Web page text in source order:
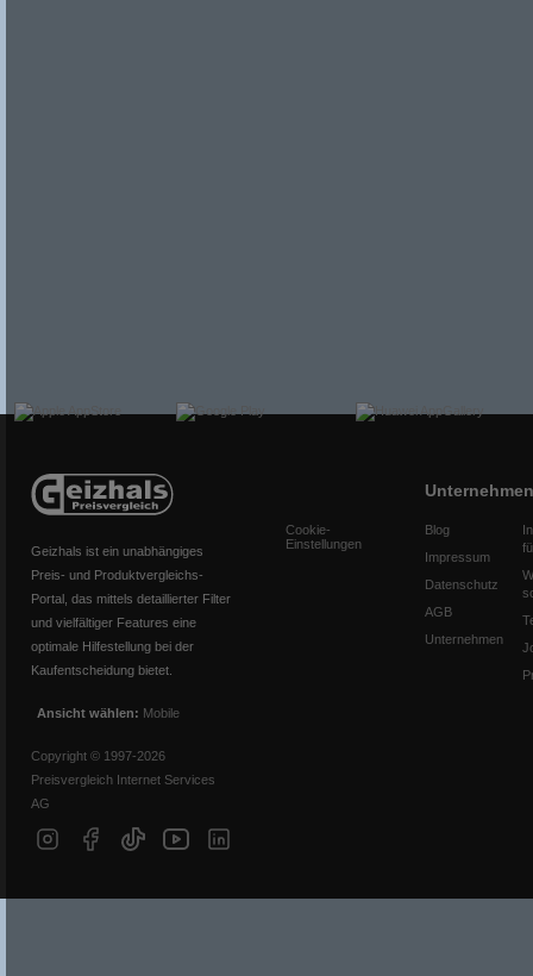
Geizhals ist ein unabhängiges
Preis- und Produktvergleichs-
Portal, das mittels detaillierter Filter
und vielfältiger Features eine
optimale Hilfestellung bei der
Kaufentscheidung bietet.
Ansicht wählen: Mobile
Copyright © 1997-2026
Preisvergleich Internet Services
AG
Cookie-
Einstellungen
Unternehmen
Blog
Impressum
Datenschutz
AGB
Unternehmen